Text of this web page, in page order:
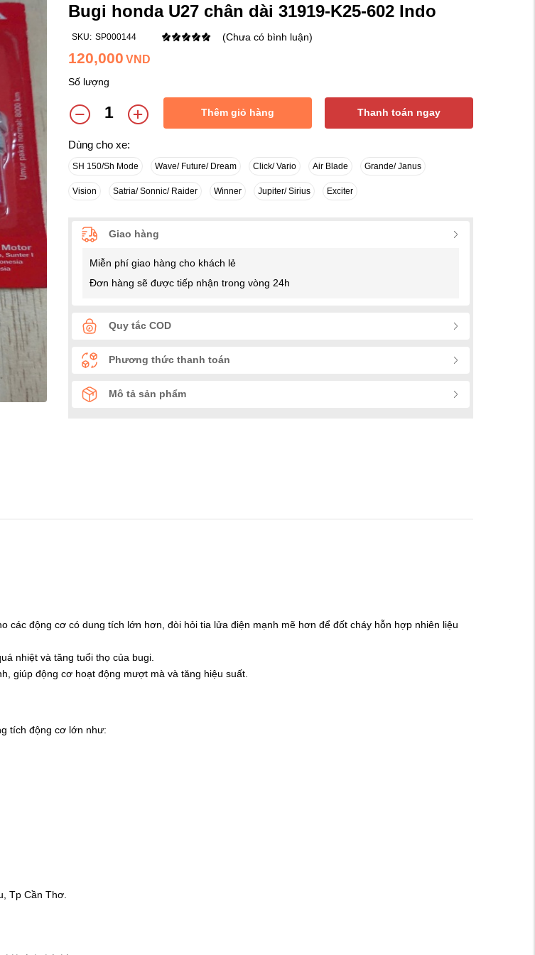
Bugi honda U27 chân dài 31919-K25-602 Indo
SKU: SP000144 (Chưa có bình luận)
120,000 VND
Số lượng
Thêm giỏ hàng Thanh toán ngay
Dùng cho xe:
SH 150/Sh Mode Wave/ Future/ Dream Click/ Vario Air Blade Grande/ Janus
Vision Satria/ Sonnic/ Raider Winner Jupiter/ Sirius Exciter
Giao hàng
Miễn phí giao hàng cho khách lẻ
Đơn hàng sẽ được tiếp nhận trong vòng 24h
Quy tắc COD
Phương thức thanh toán
Mô tả sản phẩm
các động cơ có dung tích lớn hơn, đòi hỏi tia lửa điện mạnh mẽ hơn để đốt cháy hỗn hợp nhiên liệu
nhiệt và tăng tuổi thọ của bugi.
giúp động cơ hoạt động mượt mà và tăng hiệu suất.
tích động cơ lớn như:
Tp Cần Thơ.